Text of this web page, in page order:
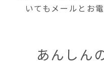
いてもメールとお
あんしん